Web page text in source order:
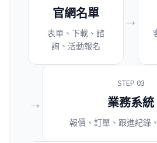
官網名單
表單、下載、諮
詢、活動報名
→
→
STEP 03
業務系統
報價、訂單、跟進紀錄